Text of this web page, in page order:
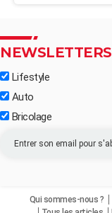
NEWSLETTERS
Lifestyle
Auto
Bricolage
Qui sommes-nous ?